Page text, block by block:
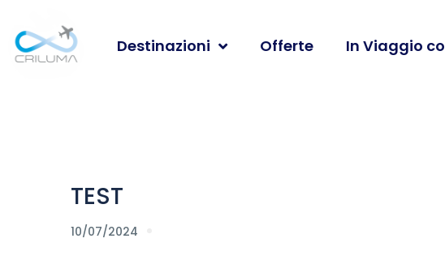
Destinazioni Offerte In Viaggio
TEST
10/07/2024